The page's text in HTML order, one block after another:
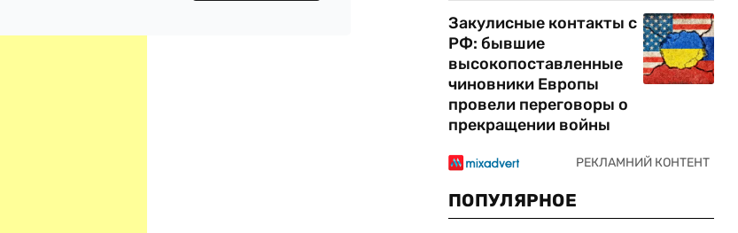
Закулисные контакты с
РФ: бывшие
высокопоставленные
чиновники Европы
провели переговоры о
прекращении войны
ПОПУЛЯРНОЕ